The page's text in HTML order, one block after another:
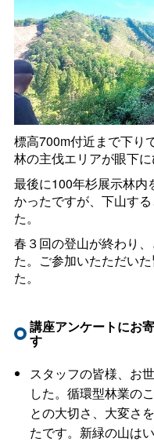
標高700m付近まで下り
林の主伐エリアが眼下に
最後に100年杉展示林内
かったですが、下山す
た。
春３回の登山が終わり
た。ご参加いたただい
た。
講座アンケートにお
す
スタッフの皆様、お
した。循環型林業の
との大切さ、大変さ
たです。新緑の山は